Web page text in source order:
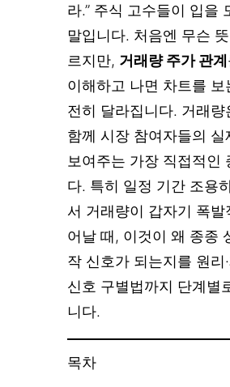
라.” 주식 고수들이 입을
말입니다. 처음엔 무슨
르지만, 거래량 주가 관계
이해하고 나면 차트를 보
전히 달라집니다. 거래량
함께 시장 참여자들의 실
보여주는 가장 직접적인
다. 특히 일정 기간 조용
서 거래량이 갑자기 폭발
어날 때, 이것이 왜 종종
작 신호가 되는지를 원리
신호 구별법까지 단계별
니다.
목차